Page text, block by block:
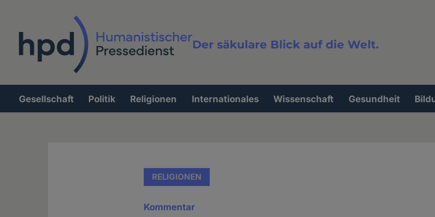
Der säkulare Blick auf die Welt.
Volltextsuche
Hauptnavigation
Gesellschaft Politik Religionen Internationales Wissenschaft Gesundheit
RELIGIONEN
Kommentar